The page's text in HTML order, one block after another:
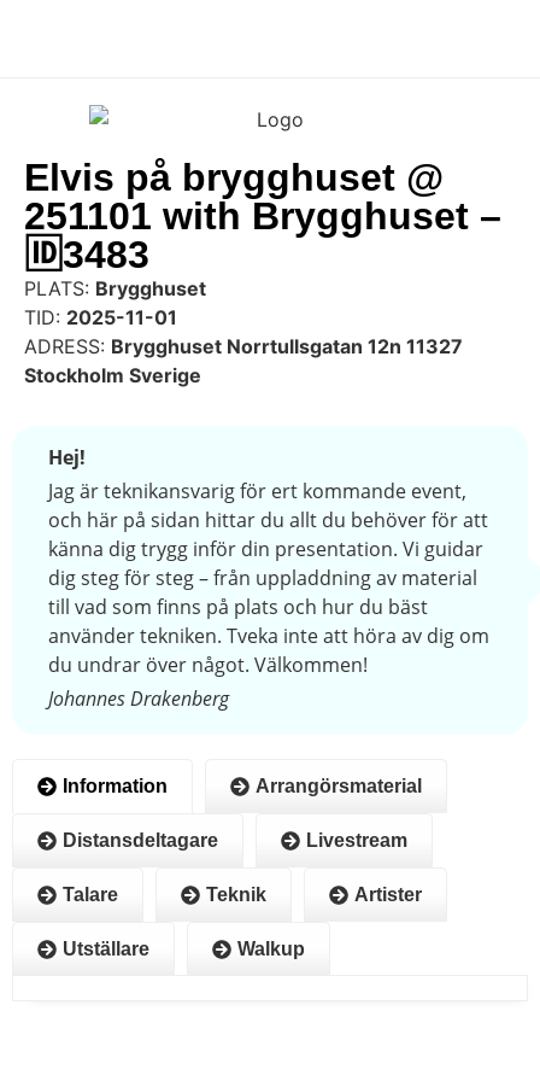
Elvis på brygghuset @
251101 with Brygghuset –
🆔3483
PLATS: Brygghuset
TID: 2025-11-01
ADRESS: Brygghuset Norrtullsgatan 12n 11327
Stockholm Sverige
Hej!
Jag är teknikansvarig för ert kommande event,
och här på sidan hittar du allt du behöver för att
känna dig trygg inför din presentation. Vi guidar
dig steg för steg – från uppladdning av material
till vad som finns på plats och hur du bäst
använder tekniken. Tveka inte att höra av dig om
du undrar över något. Välkommen!
Johannes Drakenberg
Information Arrangörsmaterial
Distansdeltagare Livestream
Talare Teknik Artister
Utställare Walkup